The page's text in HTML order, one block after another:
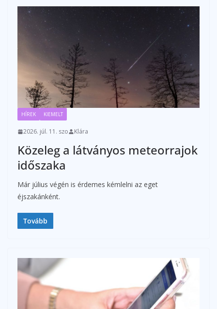
HÍREK KIEMELT
2026. júl. 11. szo Klára
Közeleg a látványos meteorrajok
időszaka
Már július végén is érdemes kémlelni az eget
éjszakánként.
Tovább